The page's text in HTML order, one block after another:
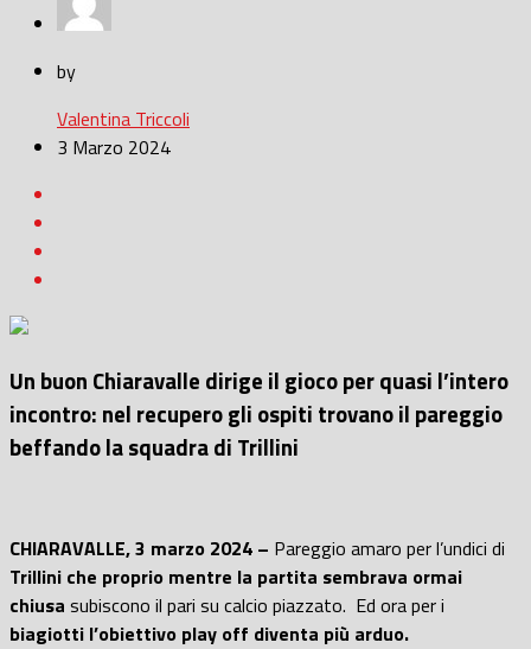
by
Valentina Triccoli
3 Marzo 2024
Un buon Chiaravalle dirige il gioco per quasi l’intero
incontro: nel recupero gli ospiti trovano il pareggio
beffando la squadra di Trillini
CHIARAVALLE, 3 marzo 2024 – Pareggio amaro per l’undici di
Trillini che proprio mentre la partita sembrava ormai
chiusa subiscono il pari su calcio piazzato. Ed ora per i
biagiotti l’obiettivo play off diventa più arduo.